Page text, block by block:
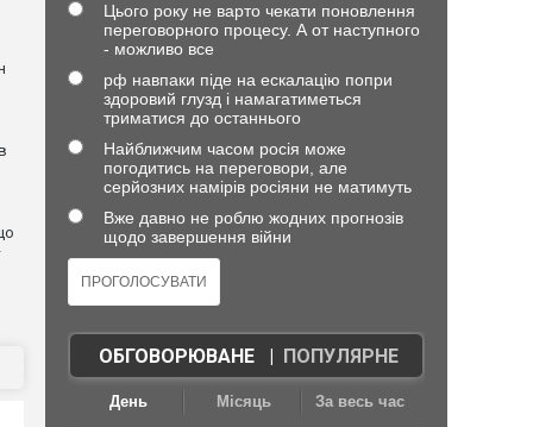
Цього року не варто чекати поновлення
переговорного процесу. А от наступного
- можливо все
рф навпаки піде на ескалацію попри
здоровий глузд і намагатиметься
триматися до останнього
Найближчим часом росія може
погодитись на переговори, але
серйозних намірів росіяни не матимуть
Вже давно не роблю жодних прогнозів
щодо завершення війни
ОБГОВОРЮВАНЕ| ПОПУЛЯРНЕ
День Місяць За весь час